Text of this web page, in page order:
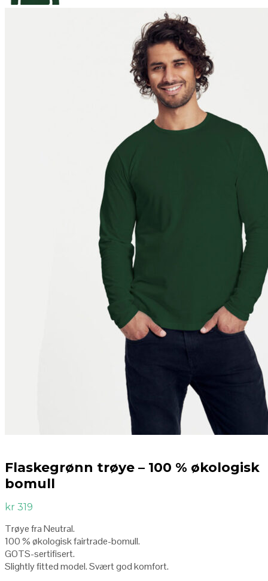
Flaskegrønn trøye – 100 % økologisk
bomull
kr 319
Trøye fra Neutral.
100 % økologisk fairtrade-bomull.
GOTS-sertifisert.
Slightly fitted model. Svært god komfort.